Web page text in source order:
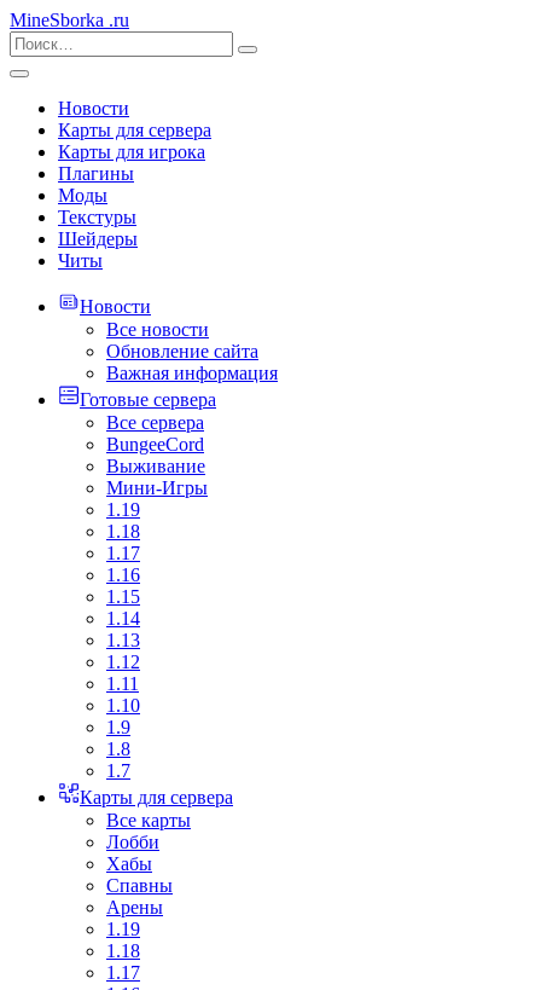
MineSborka .ru
Новости
Карты для сервера
Карты для игрока
Плагины
Моды
Текстуры
Шейдеры
Читы
Новости
Все новости
Обновление сайта
Важная информация
Готовые сервера
Все сервера
BungeeCord
Выживание
Мини-Игры
1.19
1.18
1.17
1.16
1.15
1.14
1.13
1.12
1.11
1.10
1.9
1.8
1.7
Карты для сервера
Все карты
Лобби
Хабы
Спавны
Арены
1.19
1.18
1.17